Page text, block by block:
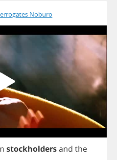
Noburo
stockholdersand the